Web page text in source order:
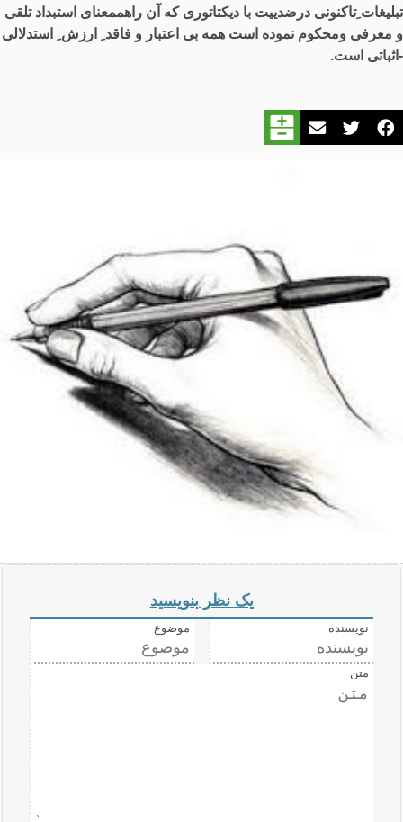
تبلیغات ِتاکنونی درضدییت با دیکتاتوری که آن راهممعنای استبداد تلقی
و معرفی ومحکوم نموده است همه بی اعتبار و فاقد ِ ارزش ِ استدلالی
-اثباتی است.
یک نظر بنویسید
نویسنده موضوع
متن